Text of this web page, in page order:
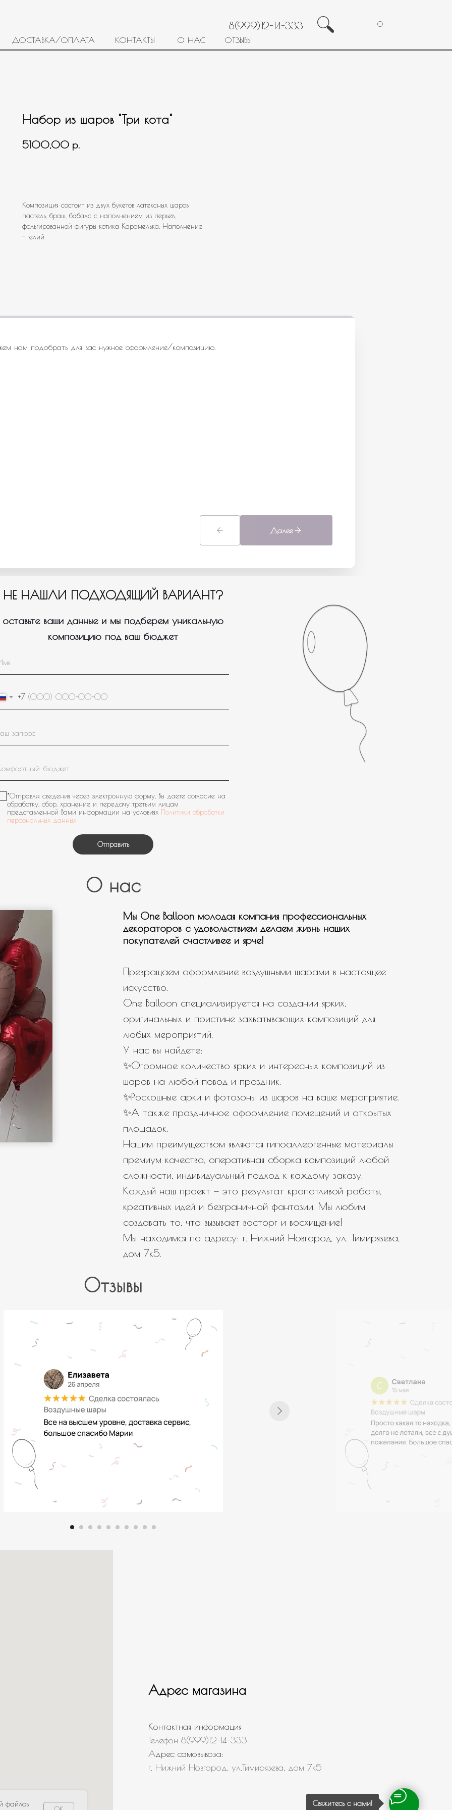
0
8(999)12-14-333
ДОСТАВКА/ОПЛАТА КОНТАКТЫ О НАС ОТЗЫВЫ
Свяжитесь с нами!
Набор из шаров "Три кота"
5100,00 р.
Композиция состоит из двух букетов латексных шаров
пастель, браш, бабалс с наполнением из перьев,
фольгированной фигуры котика Карамелька. Наполнение
- гелий
нам подобрать для вас нужное оформление/композицию.
Далее
+7
*Отправляя сведения через электронную форму, Вы даете согласие на
обработку, сбор, хранение и передачу третьим лицам
представленной Вами информации на условиях Политики обработки
персональных данных
Отправить
НЕ НАШЛИ ПОДХОДЯЩИЙ ВАРИАНТ?
оставьте ваши данные и мы подберем уникальную
композицию под ваш бюджет
О нас
Мы One Balloon молодая компания профессиональных
декораторов с удовольствием делаем жизнь наших
покупателей счастливее и ярче!
Превращаем оформление воздушными шарами в настоящее
искусство.
One Balloon специализируется на создании ярких,
оригинальных и поистине захватывающих композиций для
любых мероприятий.
У нас вы найдете:
✨Огромное количество ярких и интересных композиций из
шаров на любой повод и праздник.
✨Роскошные арки и фотозоны из шаров на ваше мероприятие.
✨А также праздничное оформление помещений и открытых
площадок.
Нашим преимуществом являются гипоаллергенные материалы
премиум качества, оперативная сборка композиций любой
сложности, индивидуальный подход к каждому заказу.
Каждый наш проект — это результат кропотливой работы,
креативных идей и безграничной фантазии. Мы любим
создавать то, что вызывает восторг и восхищение!
Мы находимся по адресу: г. Нижний Новгород, ул. Тимирязева,
дом 7к5.
Отзывы
Адрес магазина
Контактная информация
Телефон 8(999)12-14-333
Адрес самовывоза:
г. Нижний Новгород, ул.Тимирязева, дом 7к5
файлов